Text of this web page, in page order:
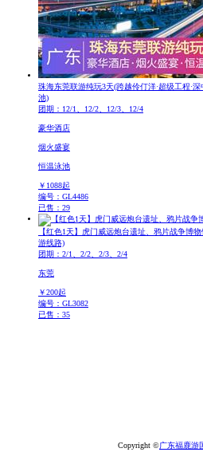
珠海东莞联游纯玩3天(跨越伶仃洋·超级工程·
池)
团期：12/1、12/2、12/3、12/4
豪华酒店
烟火盛宴
恒温泳池
￥ 1088起
编号：GL4486
已售：29
【红色1天】虎门威远炮台遗址、鸦片战争博
游线路)
团期：2/1、2/2、2/3、2/4
东莞
￥200起
编号：GL3082
已售：35
Copyright ©广东福鹿游